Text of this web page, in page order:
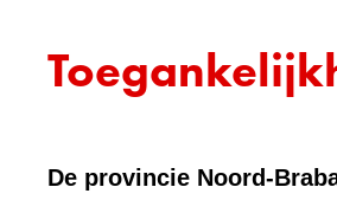
De provincie Noord-